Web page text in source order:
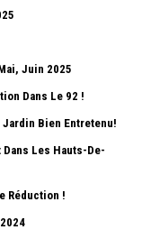
Juin 2025
Dans Le 92 !
Jardin Bien Entretenu!
Les Hauts-De-
Réduction !